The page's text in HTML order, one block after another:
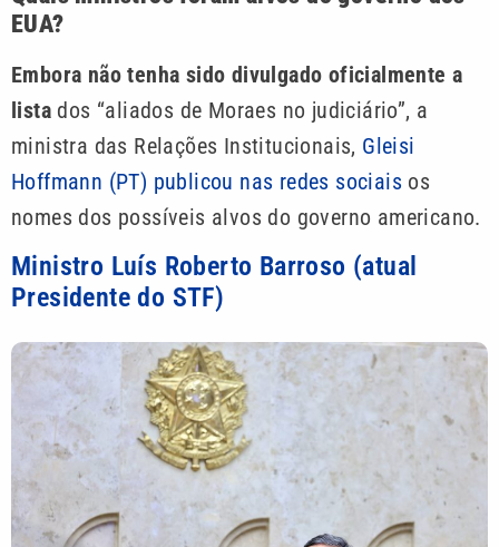
EUA?
Embora não tenha sido divulgado oficialmente a
lista dos “aliados de Moraes no judiciário”, a
ministra das Relações Institucionais, Gleisi
Hoffmann (PT) publicou nas redes sociais os
nomes dos possíveis alvos do governo americano.
Ministro Luís Roberto Barroso (atual
Presidente do STF)